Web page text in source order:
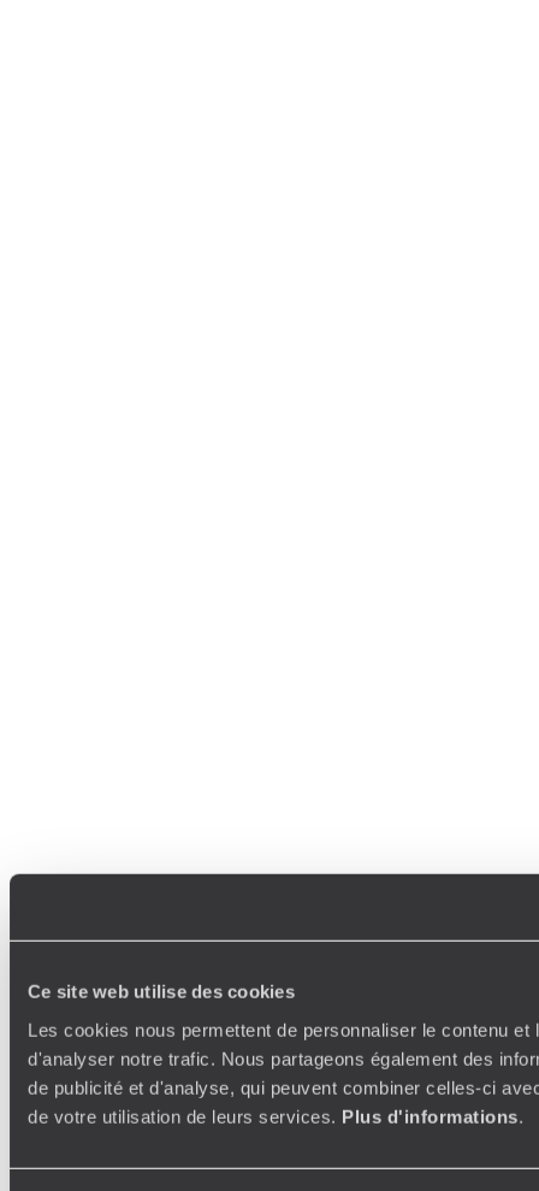
Ce site web utilise des cookies
Les cookies nous permettent de personnaliser le contenu
d'analyser notre trafic. Nous partageons également des
de publicité et d'analyse, qui peuvent combiner celles-ci
de votre utilisation de leurs services. Plus d'informations.